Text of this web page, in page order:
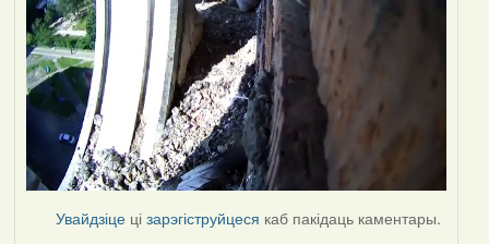
Увайдзіце цізарэгіструйцеся каб пакідаць каментары.